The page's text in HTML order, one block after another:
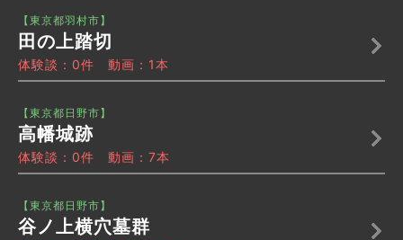
【東京都羽村市】
田の上踏切
体験談：0件 動画：1本
【東京都日野市】
高幡城跡
体験談：0件 動画：7本
【東京都日野市】
谷ノ上横穴墓群